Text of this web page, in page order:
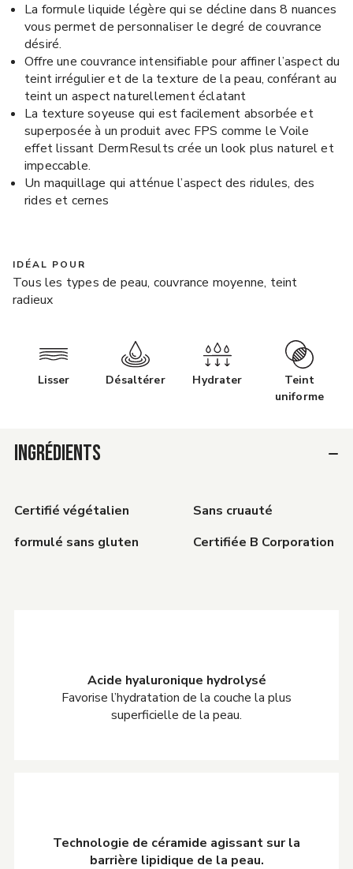
La formule liquide légère qui se décline dans 8 nuances
vous permet de personnaliser le degré de couvrance
désiré.
Offre une couvrance intensifiable pour affiner l’aspect du
teint irrégulier et de la texture de la peau, conférant au
teint un aspect naturellement éclatant
La texture soyeuse qui est facilement absorbée et
superposée à un produit avec FPS comme le Voile
effet lissant DermResults crée un look plus naturel et
impeccable.
Un maquillage qui atténue l’aspect des ridules, des
rides et cernes
IDÉAL POUR
Tous les types de peau, couvrance moyenne, teint
radieux
Lisser Désaltérer Hydrater
Teint
uniforme
INGRÉDIENTS
Certifié végétalien
Sans cruauté
formulé sans gluten
Certifiée B Corporation
Acide hyaluronique hydrolysé
Favorise l’hydratation de la couche la plus
superficielle de la peau.
Technologie de céramide agissant sur la
barrière lipidique de la peau.